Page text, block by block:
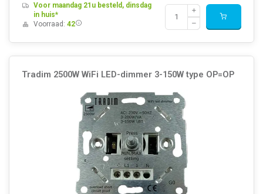
Voor maandag 21u besteld, dinsdag
in huis*
Voorraad: 42
Tradim 2500W WiFi LED-dimmer 3-150W type OP=OP